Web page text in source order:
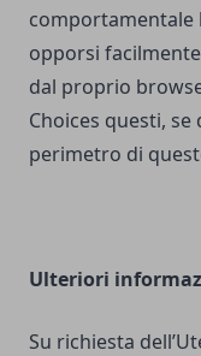
comportamentale
opporsi
dal proprio
Choices questi,
perimetro di
Ulteriori
Su richiesta